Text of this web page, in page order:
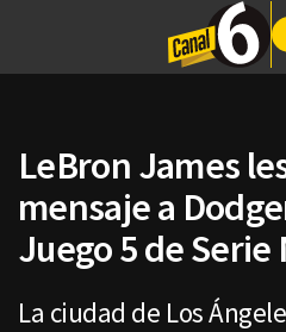
LeBron James
mensaje a
Juego 5 de
La ciudad de Los